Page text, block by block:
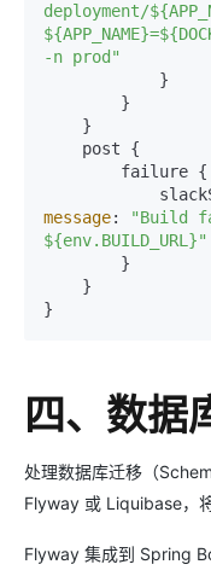
deployment/
-n prod"
message:
"Build
${env.BUILD_URL}"
四、数据
处理数据库迁移（
Flyway 或 Liquibase，
Flyway 集成到 Spring